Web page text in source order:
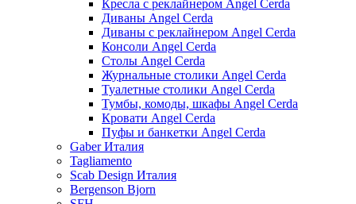
Кресла с реклайнером Angel Cerda
Диваны Angel Cerda
Диваны с реклайнером Angel Cerda
Консоли Angel Cerda
Столы Angel Cerda
Журнальные столики Angel Cerda
Туалетные столики Angel Cerda
Тумбы, комоды, шкафы Angel Cerda
Кровати Angel Cerda
Пуфы и банкетки Angel Cerda
Gaber Италия
Tagliamento
Scab Design Италия
Bergenson Bjorn